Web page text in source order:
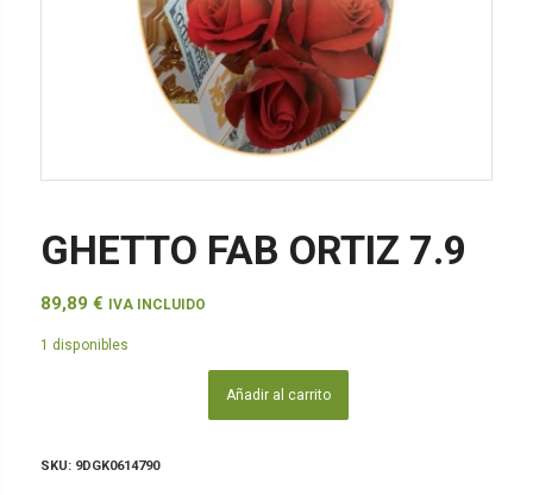
GHETTO FAB ORTIZ 7.9
89,89 € IVA INCLUIDO
1 disponibles
Añadir al carrito
SKU: 9DGK0614790